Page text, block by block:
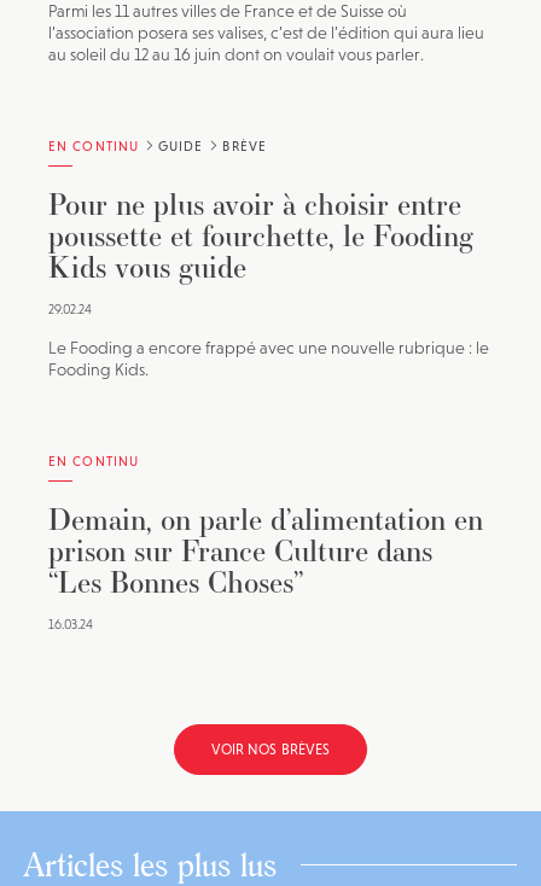
Parmi les 11 autres villes de France et de Suisse où
l’association posera ses valises, c’est de l’édition qui aura lieu
au soleil du 12 au 16 juin dont on voulait vous parler.
EN CONTINU GUIDE BRÈVE
Pour ne plus avoir à choisir entre
poussette et fourchette, le Fooding
Kids vous guide
29.02.24
Le Fooding a encore frappé avec une nouvelle rubrique : le
Fooding Kids.
EN CONTINU
Demain, on parle d’alimentation en
prison sur France Culture dans
“Les Bonnes Choses”
16.03.24
VOIR NOS BRÈVES
Articles les plus lus